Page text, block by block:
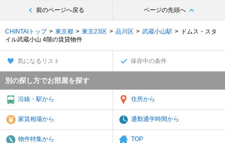
前のページへ戻る ページの先頭へ
CHINTAIトップ 東京都 東京23区 品川区 武蔵小山駅
ドムス・スタ
イル武蔵小山 4階の賃貸物件
気になるリスト 保存中の条件
別の探し方でお部屋を探す
沿線・駅から 住所から
家賃相場から 通勤通学時間から
物件特集から TOP